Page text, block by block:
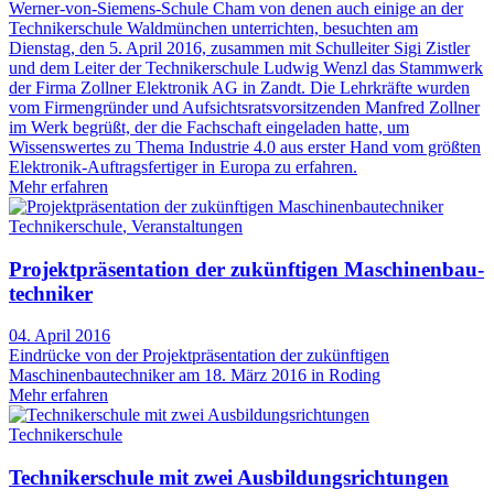
Werner-von-Siemens-Schule Cham von denen auch einige an der
Technikerschule Waldmünchen unterrichten, besuchten am
Dienstag, den 5. April 2016, zusammen mit Schulleiter Sigi Zistler
und dem Leiter der Technikerschule Ludwig Wenzl das Stammwerk
der Firma Zollner Elektronik AG in Zandt. Die Lehrkräfte wurden
vom Firmengründer und Aufsichtsratsvorsitzenden Manfred Zollner
im Werk begrüßt, der die Fachschaft eingeladen hatte, um
Wissenswertes zu Thema Industrie 4.0 aus erster Hand vom größten
Elektronik-Auftragsfertiger in Europa zu erfahren.
Mehr erfahren
Technikerschule, Veranstaltungen
Projektpräsentation der zukünftigen Maschinenbau­
techniker
04. April 2016
Eindrücke von der Projektpräsentation der zukünftigen
Maschinenbautechniker am 18. März 2016 in Roding
Mehr erfahren
Technikerschule
Technikerschule mit zwei Ausbildungsrichtungen